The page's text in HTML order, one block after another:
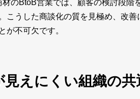
のBtoB営業では、顧客の検討段階
こうした商談化の質を見極め、改
が不可欠です。
見えにくい組織の共